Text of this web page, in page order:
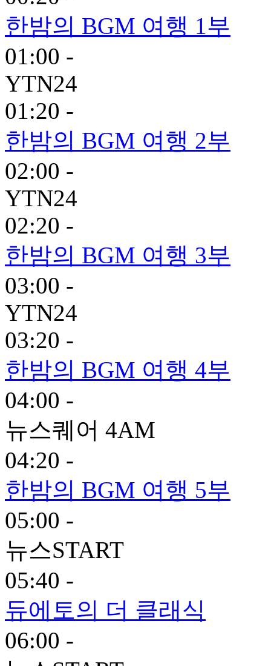
한밤의 BGM 여행 1부
01:00 -
YTN24
01:20 -
한밤의 BGM 여행 2부
02:00 -
YTN24
02:20 -
한밤의 BGM 여행 3부
03:00 -
YTN24
03:20 -
한밤의 BGM 여행 4부
04:00 -
뉴스퀘어 4AM
04:20 -
한밤의 BGM 여행 5부
05:00 -
뉴스START
05:40 -
듀에토의 더 클래식
06:00 -